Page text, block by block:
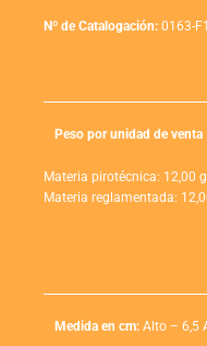
Nº de Catalogación: 0163-
Peso por unidad de venta
Materia pirotécnica: 12,00
Materia reglamentada:
Medida en cm: Alto – 6,5